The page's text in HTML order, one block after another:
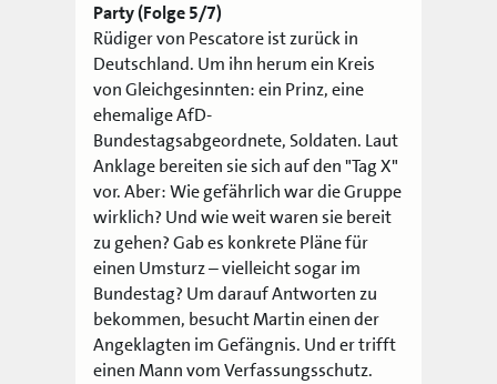
Party (Folge 5/7)
Rüdiger von Pescatore ist zurück in
Deutschland. Um ihn herum ein Kreis
von Gleichgesinnten: ein Prinz, eine
ehemalige AfD-
Bundestagsabgeordnete, Soldaten. Laut
Anklage bereiten sie sich auf den "Tag X"
vor. Aber: Wie gefährlich war die Gruppe
wirklich? Und wie weit waren sie bereit
zu gehen? Gab es konkrete Pläne für
einen Umsturz – vielleicht sogar im
Bundestag? Um darauf Antworten zu
bekommen, besucht Martin einen der
Angeklagten im Gefängnis. Und er trifft
einen Mann vom Verfassungsschutz.